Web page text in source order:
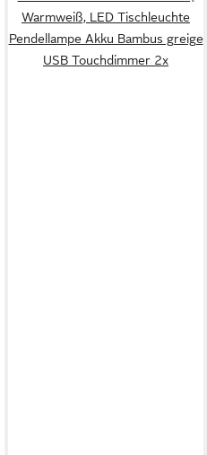
Warmweiß, LED Tischleuchte
Pendellampe Akku Bambus greige
USB Touchdimmer 2x